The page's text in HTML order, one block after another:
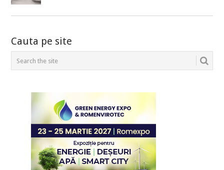
Cauta pe site